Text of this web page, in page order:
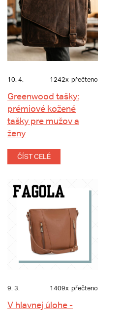
10. 4. 1242x přečteno
Greenwood tašky:
prémiové kožené
tašky pre mužov a
ženy
ČÍST CELÉ
9. 3. 1409x přečteno
V hlavnej úlohe -